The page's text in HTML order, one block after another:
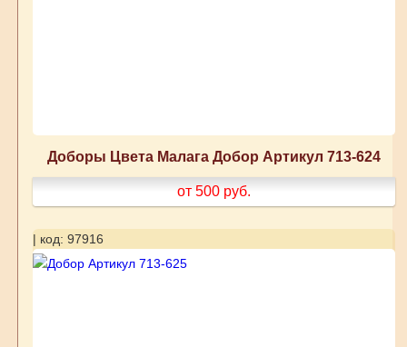
Доборы Цвета Малага Добор Артикул 713-624
от 500 руб.
| код: 97916